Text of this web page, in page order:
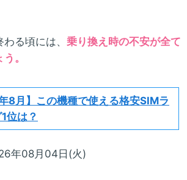
る頃には、 乗り換え時の不安が全て
。
8月】 この機種で使える格安SIMラ
位は？
年08月04日(火)